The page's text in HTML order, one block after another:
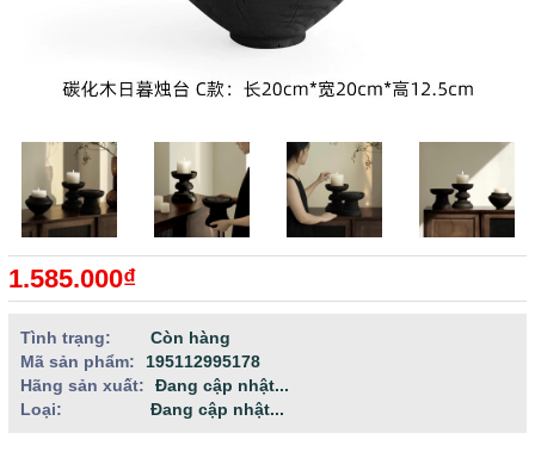
1.585.000₫
Tình trạng:
Còn hàng
Mã sản phẩm:
195112995178
Hãng sản xuất:
Đang cập nhật...
Loại:
Đang cập nhật...